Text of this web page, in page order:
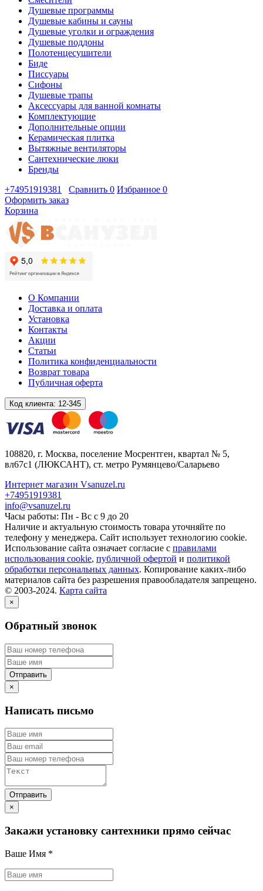
Душевые программы
Душевые кабины и сауны
Душевые уголки и ограждения
Душевые поддоны
Полотенцесушители
Биде
Писсуары
Сифоны
Душевые трапы
Аксессуары для ванной комнаты
Комплектующие
Дополнительные опции
Керамическая плитка
Вытяжные вентиляторы
Сантехнические люки
Бренды
+74951919381
Сравнить 0 Избранное 0
Оформить заказ
Корзина
О Компании
Доставка и оплата
Установка
Контакты
Акции
Статьи
Политика конфиденциальности
Возврат товара
Публичная оферта
Код клиента: 12-345
108820, г. Москва, поселение Мосрентген, квартал № 5,
вл67с1 (ЛЮКСАНТ), ст. метро Румянцево/Саларьево
Интернет магазин Vsanuzel.ru
+74951919381
info@vsanuzel.ru
Часы работы: Пн - Вс с 9 до 20
Наличие и актуальную стоимость товара уточняйте по
телефону у менеджера. Сайт использует технологию cookie.
Использование сайта означает согласие с правилами
использования cookie, публичной офертой и политикой
обработки персональных данных. Копирование каких-либо
материалов сайта без разрешения правообладателя запрещено.
© 2003-2024. Карта сайта
×
Обратный звонок
×
Написать письмо
×
Закажи установку сантехники прямо сейчас
Ваше Имя *